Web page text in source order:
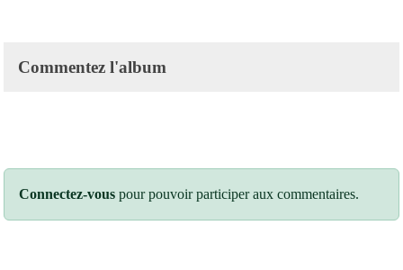
Commentez l'album
Connectez-vous pour pouvoir participer aux commentaires.